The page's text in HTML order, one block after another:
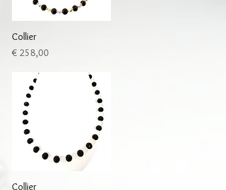
Schnellansicht
Collier
Preis
€ 258,00
Schnellansicht
Collier